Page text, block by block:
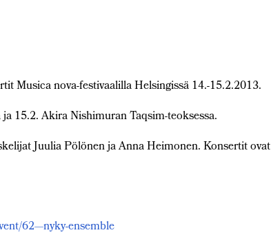
Musica nova-festivaalilla Helsingissä 14.-15.2.2013.
15.2. Akira Nishimuran Taqsim-teoksessa.
Juulia Pölönen ja Anna Heimonen. Konsertit ovat
62—nyky-ensemble